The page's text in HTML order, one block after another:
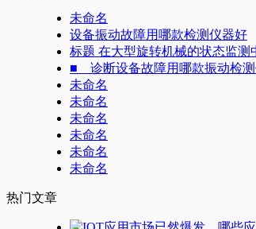
未命名
设备振动故障用哪款检测仪器好
标题 在大型旋转机械的状态监测
■ 诊断设备故障用哪款振动检
未命名
未命名
未命名
未命名
未命名
未命名
热门文章